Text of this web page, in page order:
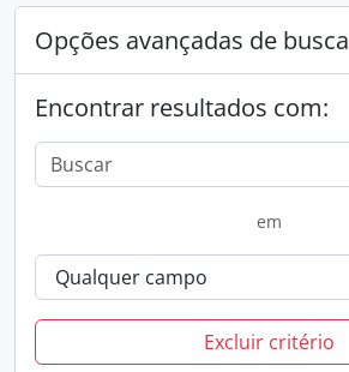
Opções avançadas de busca
Encontrar resultados com:
em
Excluir critério